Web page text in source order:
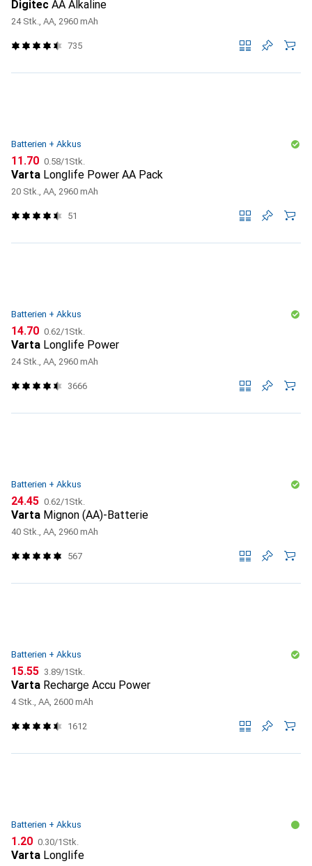
Digitec AA Alkaline
24 Stk., AA, 2960 mAh
735
Batterien + Akkus
CHF
11.70 CHF
0.58/1Stk.
Varta Longlife Power AA Pack
20 Stk., AA, 2960 mAh
51
Batterien + Akkus
CHF
14.70 CHF
0.62/1Stk.
Varta Longlife Power
24 Stk., AA, 2960 mAh
3666
Batterien + Akkus
CHF
24.45 CHF
0.62/1Stk.
Varta Mignon (AA)-Batterie
40 Stk., AA, 2960 mAh
567
Batterien + Akkus
CHF
15.55 CHF
3.89/1Stk.
Varta Recharge Accu Power
4 Stk., AA, 2600 mAh
1612
Batterien + Akkus
CHF
1.20 CHF
0.30/1Stk.
Varta Longlife